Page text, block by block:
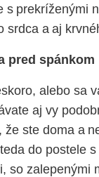
s prekríženými
srdca a aj
pred spánkom
alebo sa
aj vy
že ste doma a
do postele s
so zalepenými